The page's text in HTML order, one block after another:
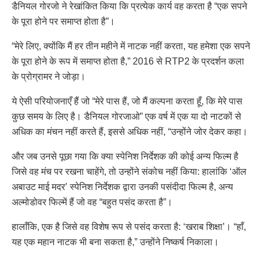
डैनियल गोरजो ने रेखांकित किया कि प्रत्येक कार्य वह करता है “एक सपने
के पूरा होने पर समाप्त होता है”।
“मेरे लिए, क्योंकि मैं हर तीन महीने में नाटक नहीं करता, यह हमेशा एक सपने
के पूरा होने के रूप में समाप्त होता है,” 2016 से RTP2 के प्रदर्शन कला
के प्रोग्रामर ने जोड़ा।
ये ऐसी परियोजनाएँ हैं जो “मेरे पास हैं, जो मैं कल्पना करता हूँ, कि मेरे पास
कुछ समय के लिए है। डैनियल गोरजाओ” एक वर्ष में एक या दो नाटकों से
अधिक का मंचन नहीं करते हैं, इससे अधिक नहीं, “उन्होंने जोर देकर कहा।
और जब उनसे पूछा गया कि क्या स्पेनिश निर्देशक की कोई अन्य फिल्म है
जिसे वह मंच पर रखना चाहेंगे, तो उन्होंने संकोच नहीं किया: हालांकि ‘ऑल
अबाउट माई मदर’ स्पेनिश निर्देशक द्वारा उनकी पसंदीदा फिल्म है, अन्य
अल्मोडोवर फिल्में हैं जो वह “बहुत पसंद करता है”।
हालाँकि, एक है जिसे वह विशेष रूप से पसंद करता है: ‘खराब शिक्षा’। “हाँ,
यह एक महान नाटक भी बना सकता है,” उन्होंने निष्कर्ष निकाला।